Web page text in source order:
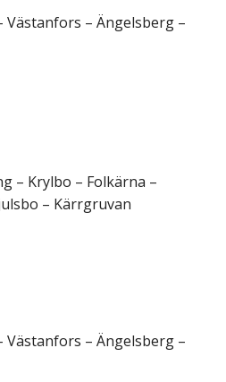
– Ängelsberg –
– Krylbo – Folkärna –
– Kärrgruvan
– Ängelsberg –